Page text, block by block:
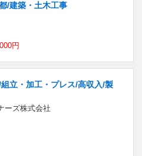
/建築・土木工事
円
立・加工・プレス/高収入/製
ーズ株式会社